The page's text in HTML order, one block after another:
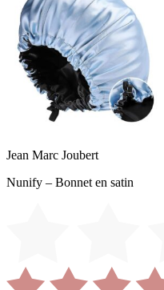
Jean Marc Joubert
Nunify – Bonnet en satin